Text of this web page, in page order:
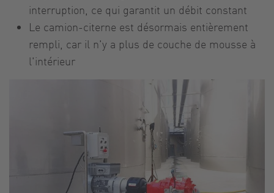
interruption, ce qui garantit un débit constant
Le camion-citerne est désormais entièrement
rempli, car il n'y a plus de couche de mousse à
l'intérieur